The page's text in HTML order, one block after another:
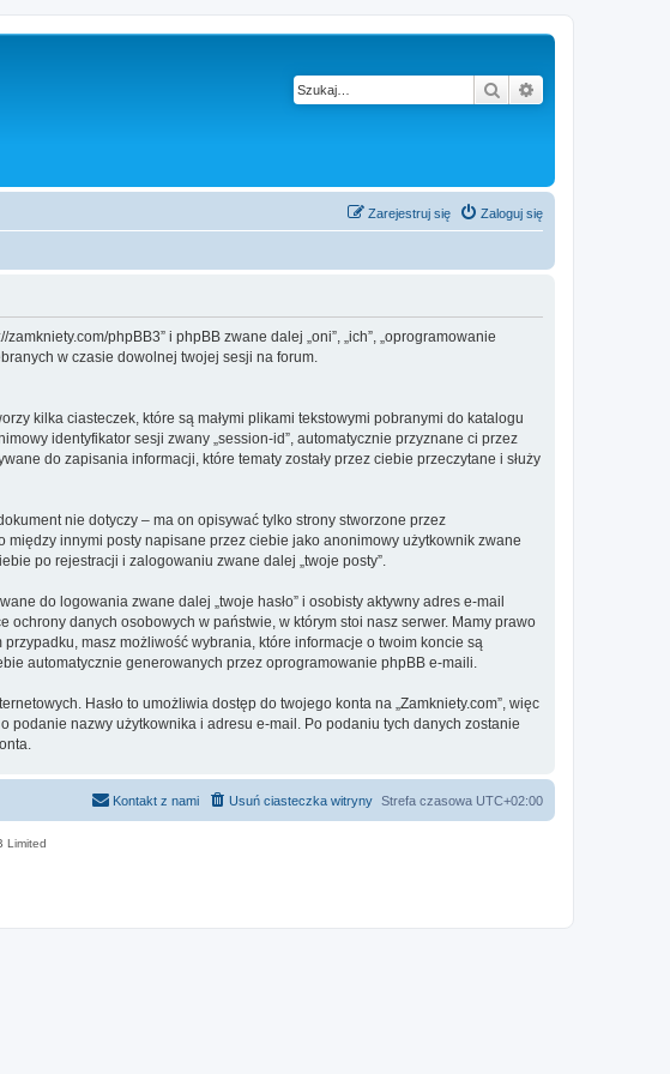
Szukaj
Zaloguj się
Zarejestruj się
phpBB3” i phpBB zwane dalej „oni”, „ich”, „oprogramowanie
w czasie dowolnej twojej sesji na forum.
kilka ciasteczek, które są małymi plikami tekstowymi pobranymi do katalogu
identyfikator sesji zwany „session-id”, automatycznie przyznane ci przez
do zapisania informacji, które tematy zostały przez ciebie przeczytane i służy
nie dotyczy – ma on opisywać tylko strony stworzone przez
innymi posty napisane przez ciebie jako anonimowy użytkownik zwane
po rejestracji i zalogowaniu zwane dalej „twoje posty”.
do logowania zwane dalej „twoje hasło” i osobisty aktywny adres e-mail
ochrony danych osobowych w państwie, w którym stoi nasz serwer. Mamy prawo
masz możliwość wybrania, które informacje o twoim koncie są
automatycznie generowanych przez oprogramowanie phpBB e-maili.
Hasło to umożliwia dostęp do twojego konta na „Zamkniety.com”, więc
podanie nazwy użytkownika i adresu e-mail. Po podaniu tych danych zostanie
Strefa czasowa UTC+02:00
Usuń ciasteczka witryny
Kontakt z nami
Limited